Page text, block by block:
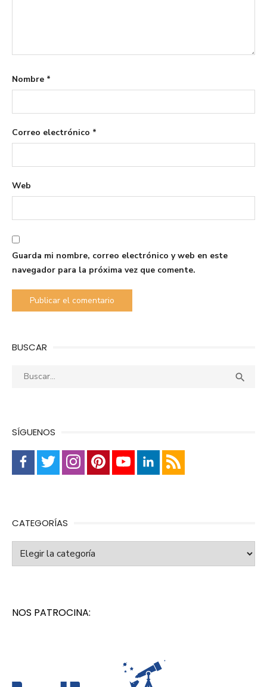
Nombre *
Correo electrónico *
Web
Guarda mi nombre, correo electrónico y web en este
navegador para la próxima vez que comente.
BUSCAR
Buscar: 
SÍGUENOS
CATEGORÍAS
Categorías
NOS PATROCINA: